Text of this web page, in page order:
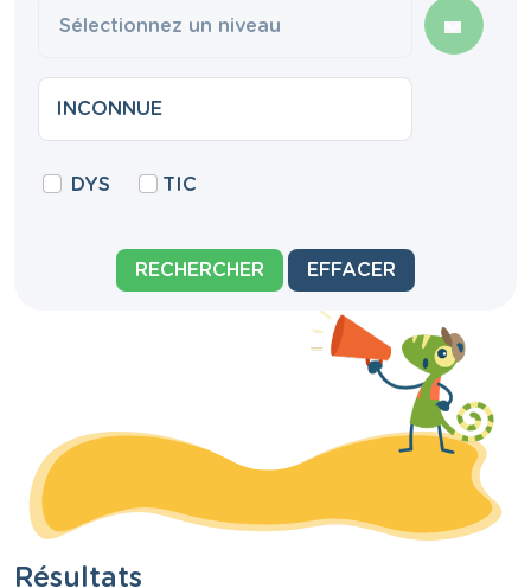
DYS TIC
RECHERCHER EFFACER
Résultats